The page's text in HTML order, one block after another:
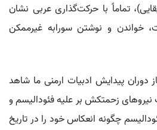
تماماً با حرکت‌گذاری عربی نشان
خواندن و نوشتن سورابه غیرممکن
دوران پیدایش ادبیات ارمنی ما شاهد
نیروهای زحمتکش بر علیه فئودالیسم و
چگونه انعکاس خود را در تاریخ